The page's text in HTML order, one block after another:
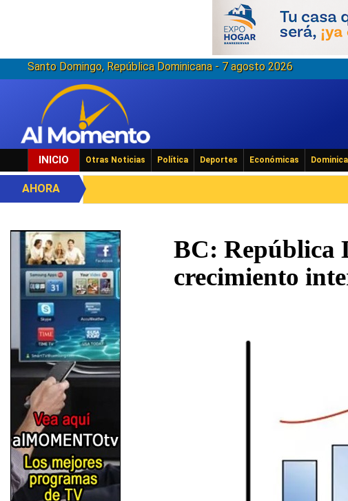
Santo Domingo, República Dominicana - 7 agosto 2026
INICIO Otras Noticias Política Deportes Económicas
AHORA
BC: República
crecimiento